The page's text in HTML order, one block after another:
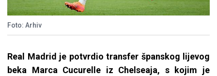
Foto: Arhiv
Real Madrid je potvrdio transfer španskog lijevog
beka Marca Cucurelle iz Chelseaja, s kojim je